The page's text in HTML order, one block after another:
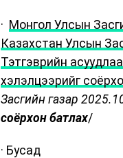
· Монгол Улсын
Казахстан Улсын
Тэтгэврийн
хэлэлцээрийг
Засгийн газар
соёрхон батлах/
· Бусад